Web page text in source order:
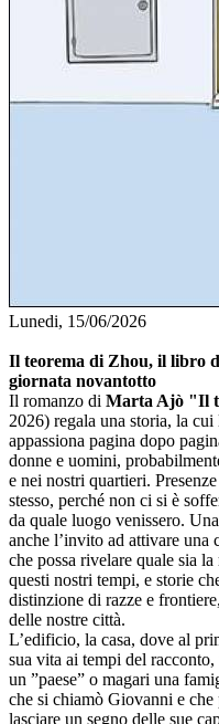
Lunedi, 15/06/2026
Il teorema di Zhou, il libro
giornata novantotto
Il romanzo di Marta Ajò "Il
2026) regala una storia, la
appassiona pagina dopo
donne e uomini,
e nei nostri quartieri.
stesso, perché non ci si è
da quale luogo venissero.
anche l’invito ad attivare una
che possa rivelare quale sia
questi nostri tempi, e storie
distinzione di razze e
delle nostre città.
L’edificio, la casa, dove al
sua vita ai tempi del
un ”paese” o magari una
che si chiamò Giovanni e che
lasciare un segno delle sue